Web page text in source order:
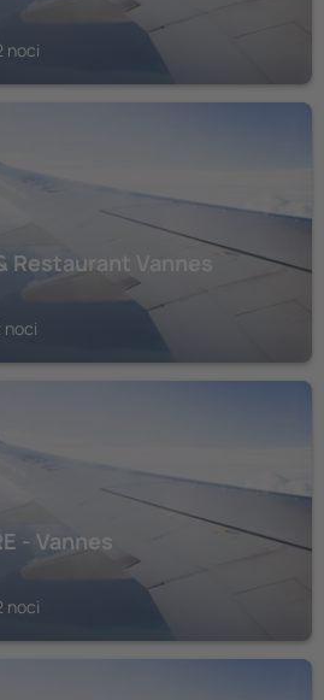
noci
Vannes
noci
- Vannes
noci